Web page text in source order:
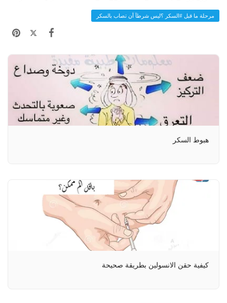
مرحلة ما قبل #السكر ؟ليس شرطآ أن تصاب بالسكر
هبوط السكر
كيفية حقن الانسولين بطريقة صحيحة